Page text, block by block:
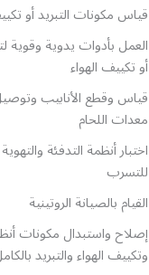
قياس مكونات التبريد أو
العمل بأدوات يدوية وقوية
أو تكييف الهواء
قياس وقطع الأنابيب
معدات اللحام
اختبار أنظمة التدفئة
للتسرب
القيام بالصيانة الروتينية
إصلاح واستبدال مكونات
وتكييف الهواء والتبريد